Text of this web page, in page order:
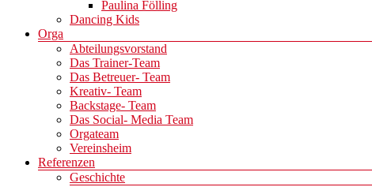
Paulina Fölling
Dancing Kids
Orga
Abteilungsvorstand
Das Trainer-Team
Das Betreuer- Team
Kreativ- Team
Backstage- Team
Das Social- Media Team
Orgateam
Vereinsheim
Referenzen
Geschichte